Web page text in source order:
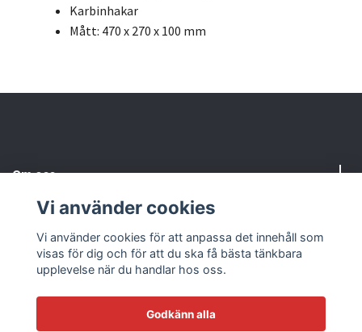
Karbinhakar
Mått: 470 x 270 x 100 mm
Om oss
Behöver du hjälp?
Läs mer
Vi använder cookies
Vi använder cookies för att anpassa det innehåll som
visas för dig och för att du ska få bästa tänkbara
upplevelse när du handlar hos oss.
Godkänn alla